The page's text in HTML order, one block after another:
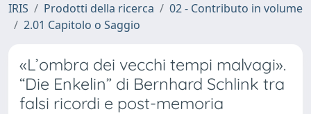
IRIS Prodotti della ricerca
02 - Contributo in volume
2.01 Capitolo o Saggio
«L’ombra dei vecchi tempi malvagi».
“Die Enkelin” di Bernhard Schlink tra
falsi ricordi e post-memoria